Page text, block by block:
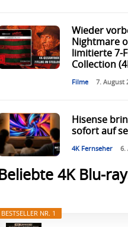
Wieder
Nightmare
limitierte 7-
Collection
Filme 7. August
Hisense
sofort auf
4K Fernseher 6.
Beliebte 4K Blu-
BESTSELLER NR. 1